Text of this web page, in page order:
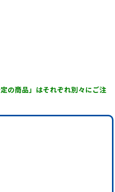
の商品」はそれぞれ別々にご注